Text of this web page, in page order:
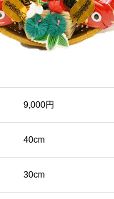
9,000円
40cm
30cm